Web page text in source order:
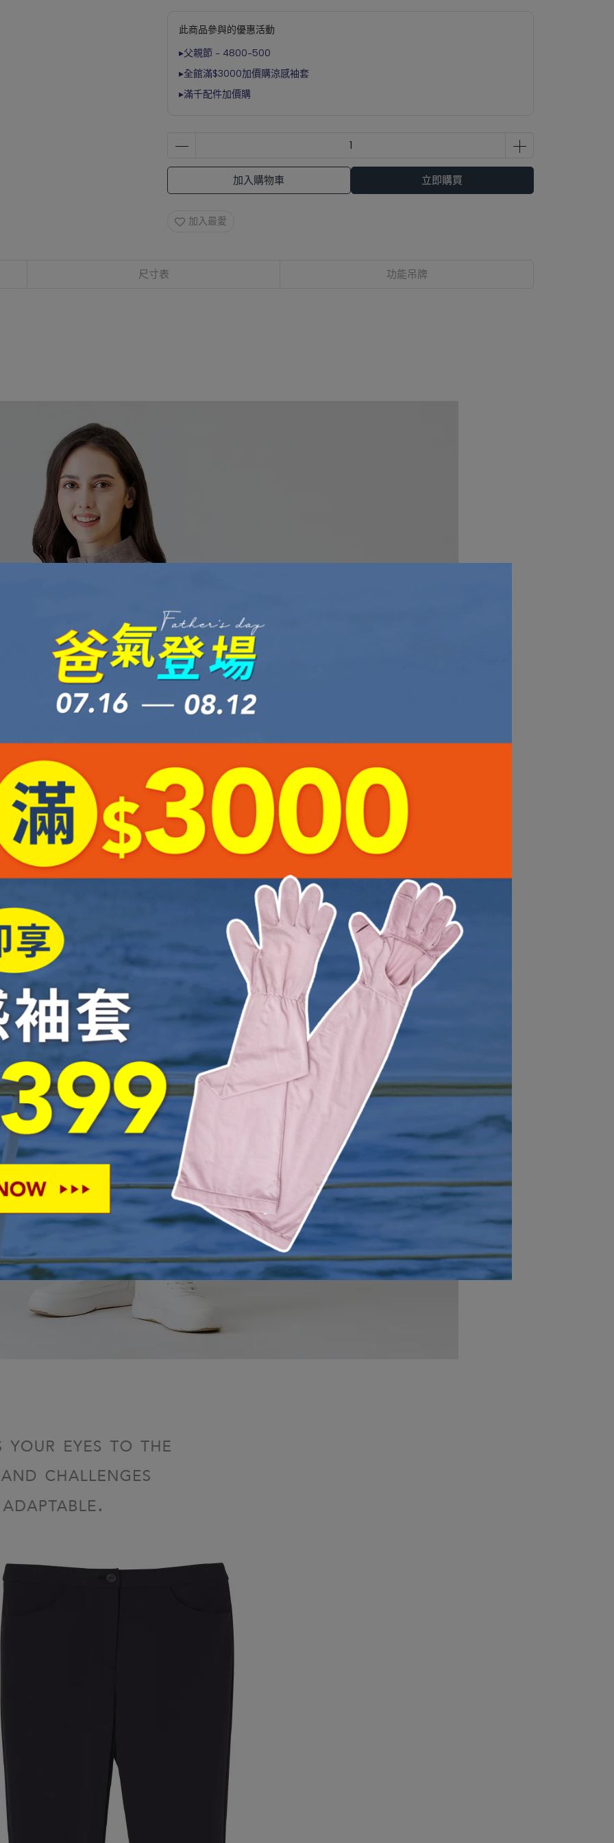
此商品參與的優惠活動
▸父親節 - 4800-500
▸全館滿$3000加價購涼感袖套
▸滿千配件加價購
加入購物車 立即購買
加入最愛
尺寸表 功能吊牌